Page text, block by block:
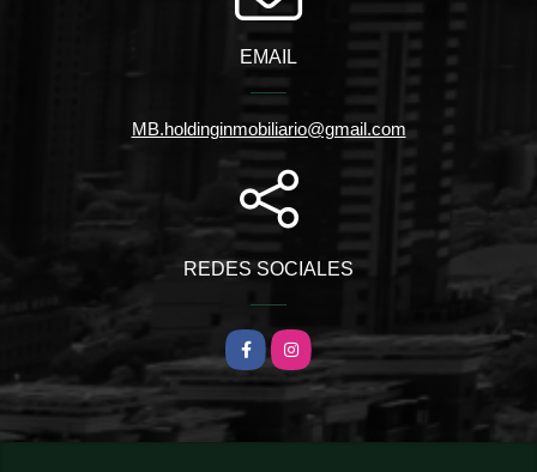
EMAIL
MB.holdinginmobiliario@gmail.com
REDES SOCIALES
FacebookInstagram